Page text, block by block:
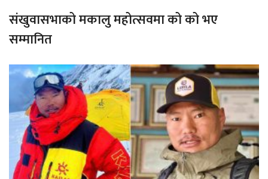
संखुवासभाको मकालु महोत्सवमा को को भए
सम्मानित